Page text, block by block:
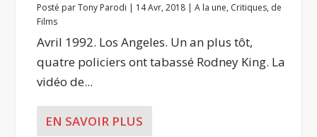
Posté parTony Parodi | 14 Avr, 2018 |A la une, Critiques, de
Films
Avril 1992. Los Angeles. Un an plus tôt,
quatre policiers ont tabassé Rodney King. La
vidéo de...
EN SAVOIR PLUS